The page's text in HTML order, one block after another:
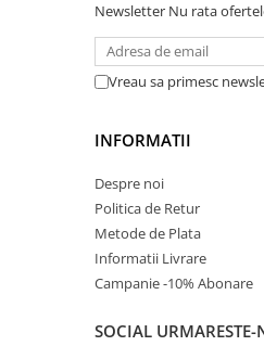
Newsletter Nu rata
Vreau sa primesc
INFORMATII
Despre noi
Politica de Retur
Metode de Plata
Informatii Livrare
Campanie -10% Abonare
SOCIAL